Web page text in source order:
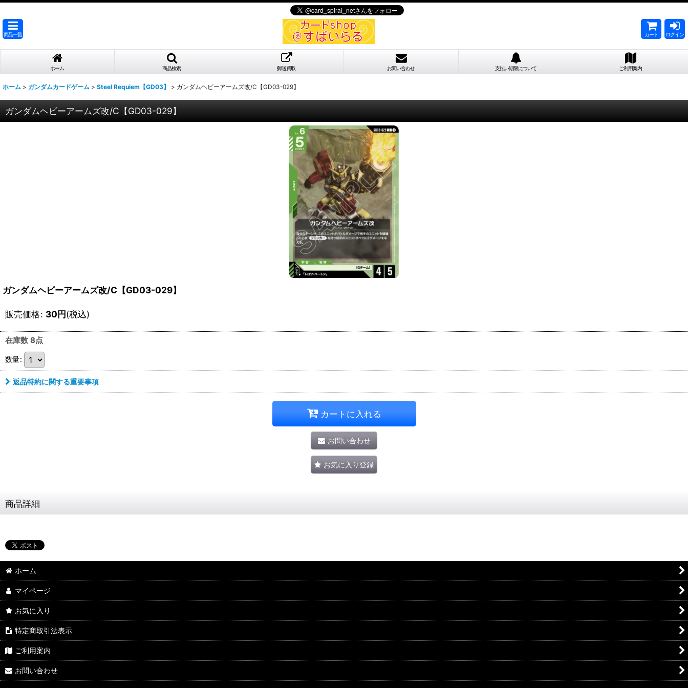
商品一覧 カート ログイン
ホーム 商品検索 郵送買取 お問い合わせ 支払い期限について ご利用案内
ホーム > ガンダムカードゲーム > Steel Requiem【GD03】 > ガンダムヘビーアームズ改/C【GD03-029】
ガンダムヘビーアームズ改/C【GD03-029】
ガンダムヘビーアームズ改/C【GD03-029】
販売価格: 30円(税込)
在庫数 8点
数量:
返品特約に関する重要事項
カートに入れる
お問い合わせ
お気に入り登録
商品詳細
ホーム
マイページ
お気に入り
特定商取引法表示
ご利用案内
お問い合わせ